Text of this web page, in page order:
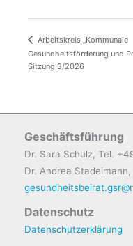
Arbeitskreis „Kommunale
Gesundheitsförderung und
Sitzung 3/2026
Geschäftsführung
Dr. Sara Schulz, Tel.
Dr. Andrea
Datenschutz
Datenschutzerklärung